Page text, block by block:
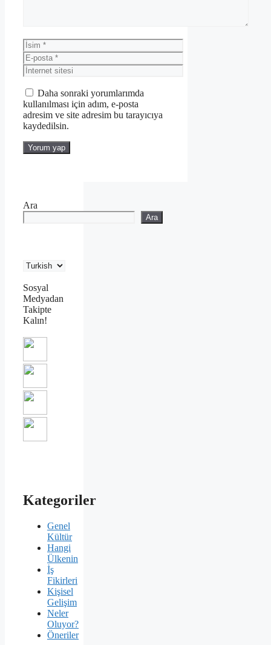
İsim
E-
posta
İnternet
sitesi
Daha sonraki yorumlarımda
kullanılması için adım, e-posta
adresim ve site adresim bu tarayıcıya
kaydedilsin.
Ara
Ara
Sosyal
Medyadan
Takipte
Kalın!
Kategoriler
Genel
Kültür
Hangi
Ülkenin
İş
Fikirleri
Kişisel
Gelişim
Neler
Oluyor?
Öneriler